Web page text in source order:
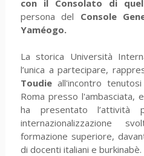
con il Consolato di
persona del Console
Yaméogo.
La storica Università
l’unica a partecipare,
Toudie all'incontro
Roma presso l'ambasciata,
ha presentato l’attività
internazionalizzazione
formazione superiore,
di docenti italiani e burkinabè.